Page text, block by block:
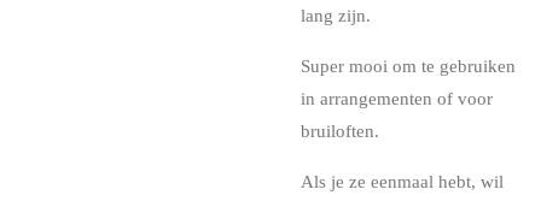
lang zijn.
Super mooi om te gebruiken
in arrangementen of voor
bruiloften.
Als je ze eenmaal hebt, wil